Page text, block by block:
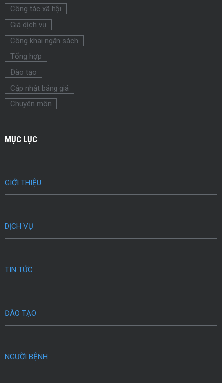
Công tác xã hội
Giá dịch vụ
Công khai ngân sách
Tổng hợp
Đào tạo
Cập nhật bảng giá
Chuyên môn
MỤC LỤC
GIỚI THIỆU
DỊCH VỤ
TIN TỨC
ĐÀO TẠO
NGƯỜI BỆNH